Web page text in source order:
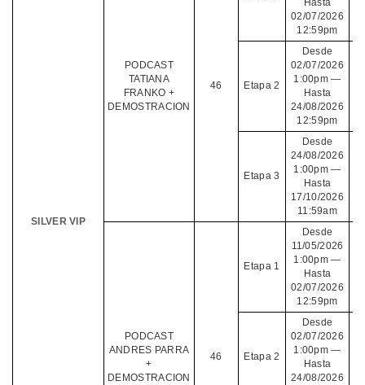
SILVER VIP
PODCAST
TATIANA
FRANKO +
DEMOSTRACION
46
Hasta
02/07/2026
12:59pm
Etapa 2
Desde
02/07/2026
1:00pm —
Hasta
24/08/2026
12:59pm
Etapa 3
Desde
24/08/2026
1:00pm —
Hasta
17/10/2026
11:59am
PODCAST
ANDRES PARRA
+
DEMOSTRACION
46
Etapa 1
Desde
11/05/2026
1:00pm —
Hasta
02/07/2026
12:59pm
Etapa 2
Desde
02/07/2026
1:00pm —
Hasta
24/08/2026